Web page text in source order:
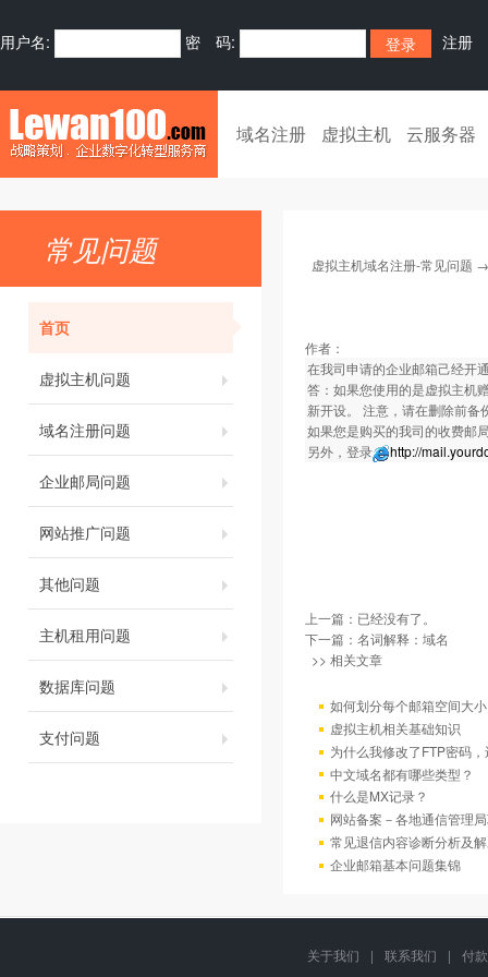
用户名: 密 码: 注册
域名注册 虚拟主机 云服务器
常见问题
首页
虚拟主机问题
域名注册问题
企业邮局问题
网站推广问题
其他问题
主机租用问题
数据库问题
支付问题
虚拟主机域名注册-常见问题
作者：
在我司申请的企业邮箱己经开
答：如果您使用的是虚拟主机
新开设。 注意，请在删除前备
如果您是购买的我司的收费邮
另外，登录
http://
上一篇：已经没有了。
下一篇： 名词解释：域名
>> 相关文章
如何划分每个邮箱空间大
虚拟主机相关基础知识
为什么我修改了FTP密码
中文域名都有哪些类型？
什么是MX记录？
网站备案－各地通信管理
常见退信内容诊断分析及
企业邮箱基本问题集锦
关于我们 | 联系我们 |
付